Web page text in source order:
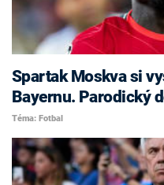
Spartak Moskva si
Bayernu. Parodický
Téma: Fotbal